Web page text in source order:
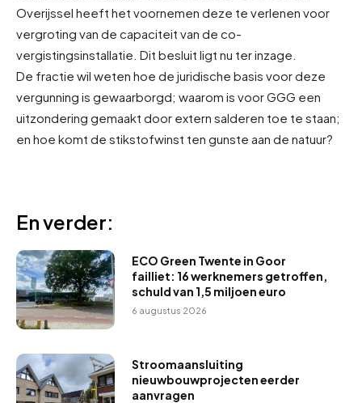
Overijssel heeft het voornemen deze te verlenen voor
vergroting van de capaciteit van de co-
vergistingsinstallatie. Dit besluit ligt nu ter inzage.
De fractie wil weten hoe de juridische basis voor deze
vergunning is gewaarborgd; waarom is voor GGG een
uitzondering gemaakt door extern salderen toe te staan;
en hoe komt de stikstofwinst ten gunste aan de natuur?
En verder:
ECO Green Twente in Goor
failliet: 16 werknemers getroffen,
schuld van 1,5 miljoen euro
6 augustus 2026
Stroomaansluiting
nieuwbouwprojecten eerder
aanvragen